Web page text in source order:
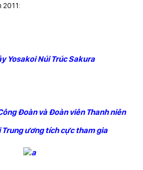
Yosakoi Núi Trúc Sakura
Đoàn và Đoàn viên Thanh niên
Trung ương tích cực tham gia